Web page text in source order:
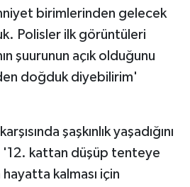
birimlerinden gelecek
Polisler ilk görüntüleri
şuurunun açık olduğunu
doğduk diyebilirim'
şaşkınlık yaşadığını
'12. kattan düşüp tenteye
kalması için